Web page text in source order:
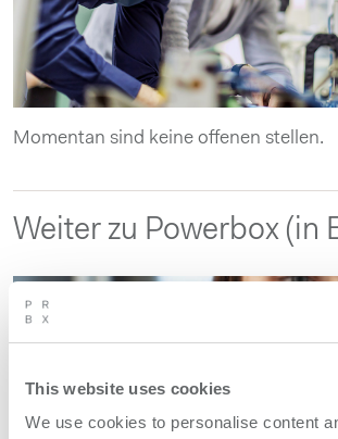
This website uses cookies
We use cookies to personalise content
Momentan sind keine offenen stellen.
Weiter zu Powerbox (in